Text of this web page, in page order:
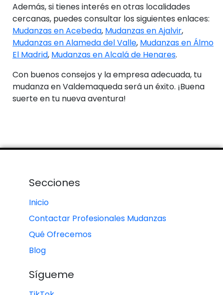
Además, si tienes interés en otras localidades
cercanas, puedes consultar los siguientes enlaces:
Mudanzas en Acebeda, Mudanzas en Ajalvir,
Mudanzas en Alameda del Valle, Mudanzas en Álmo
El Madrid, Mudanzas en Alcalá de Henares.
Con buenos consejos y la empresa adecuada, tu
mudanza en Valdemaqueda será un éxito. ¡Buena
suerte en tu nueva aventura!
Secciones
Inicio
Contactar Profesionales Mudanzas
Qué Ofrecemos
Blog
Sígueme